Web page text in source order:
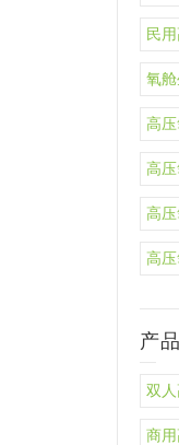
民
氧
高
高
高
高
产
双
商